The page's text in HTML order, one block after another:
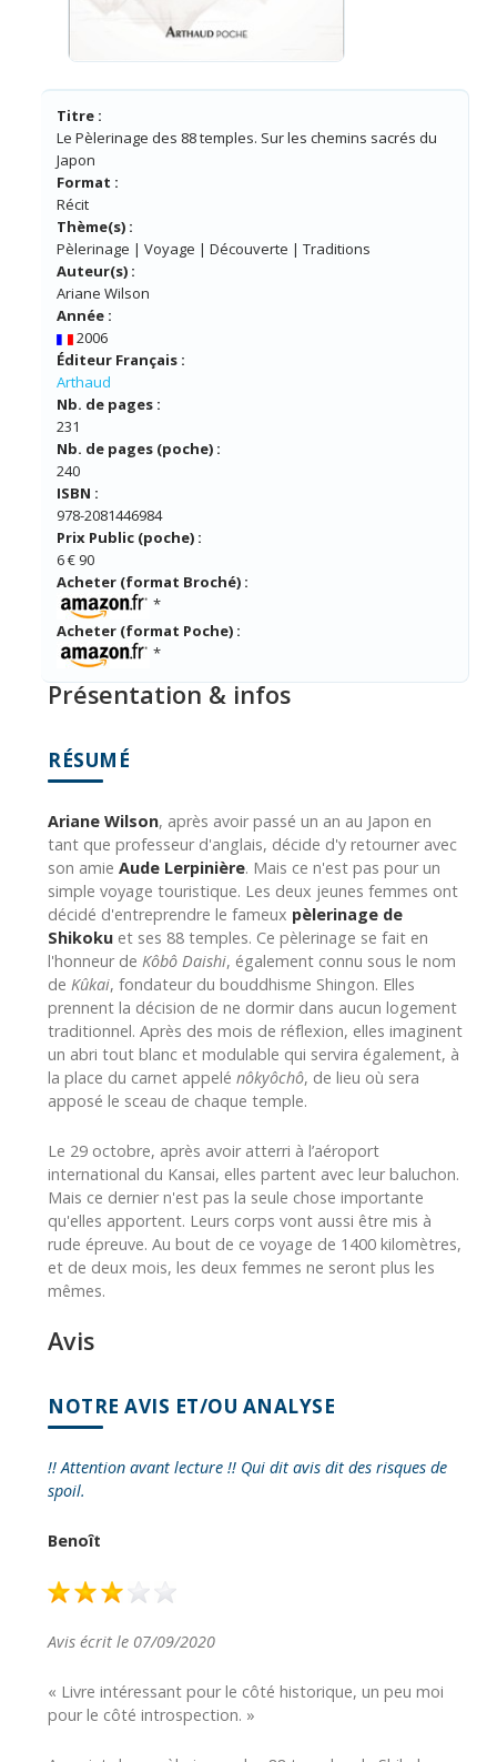
Titre :
Le Pèlerinage des 88 temples. Sur les chemins sacrés du
Japon
Format :
Récit
Thème(s) :
Pèlerinage | Voyage | Découverte | Traditions
Auteur(s) :
Ariane Wilson
Année :
2006
Éditeur Français :
Arthaud
Nb. de pages :
231
Nb. de pages (poche) :
240
ISBN :
978-2081446984
Prix Public (poche) :
6 € 90
Acheter (format Broché) :
*
Acheter (format Poche) :
*
Présentation & infos
RÉSUMÉ
Ariane Wilson, après avoir passé un an au Japon en
tant que professeur d'anglais, décide d'y retourner avec
son amie Aude Lerpinière. Mais ce n'est pas pour un
simple voyage touristique. Les deux jeunes femmes ont
décidé d'entreprendre le fameux pèlerinage de
Shikoku et ses 88 temples. Ce pèlerinage se fait en
l'honneur de Kôbô Daishi, également connu sous le nom
de Kûkai, fondateur du bouddhisme Shingon. Elles
prennent la décision de ne dormir dans aucun logement
traditionnel. Après des mois de réflexion, elles imaginent
un abri tout blanc et modulable qui servira également, à
la place du carnet appelé nôkyôchô, de lieu où sera
apposé le sceau de chaque temple.
Le 29 octobre, après avoir atterri à l’aéroport
international du Kansai, elles partent avec leur baluchon.
Mais ce dernier n'est pas la seule chose importante
qu'elles apportent. Leurs corps vont aussi être mis à
rude épreuve. Au bout de ce voyage de 1400 kilomètres,
et de deux mois, les deux femmes ne seront plus les
mêmes.
Avis
NOTRE AVIS ET/OU ANALYSE
!! Attention avant lecture !! Qui dit avis dit des risques de
spoil.
Benoît
Avis écrit le 07/09/2020
« Livre intéressant pour le côté historique, un peu moi
pour le côté introspection. »